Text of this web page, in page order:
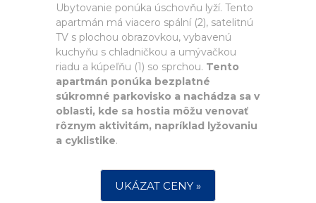
Ubytovanie ponúka úschovňu lyží. Tento
apartmán má viacero spální (2), satelitnú
TV s plochou obrazovkou, vybavenú
kuchyňu s chladničkou a umývačkou
riadu a kúpeľňu (1) so sprchou. Tento
apartmán ponúka bezplatné
súkromné parkovisko a nachádza sa v
oblasti, kde sa hostia môžu venovať
rôznym aktivitám, napríklad lyžovaniu
a cyklistike.
UKÁZAT CENY »